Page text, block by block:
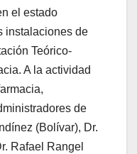
el estado
instalaciones de
Teórico-
A la actividad
de
(Bolívar), Dr.
Rafael Rangel